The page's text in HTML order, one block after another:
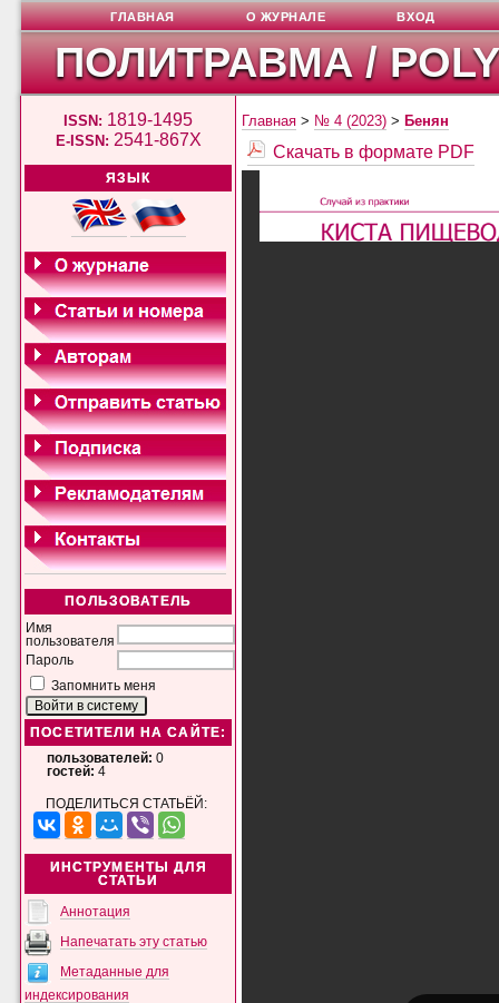
ПОЛИТРАВМА /
ISSN: 1819-1495
E-ISSN: 2541-867X
ЯЗЫК
ПОЛЬЗОВАТЕЛЬ
Имя
пользователя
Пароль
Запомнить меня
ПОСЕТИТЕЛИ НА САЙТЕ:
пользователей: 0
гостей: 4
ПОДЕЛИТЬСЯ СТАТЬЁЙ:
ИНСТРУМЕНТЫ ДЛЯ
СТАТЬИ
Аннотация
Напечатать эту статью
Метаданные для
индексирования
ГЛАВНАЯ О ЖУРНАЛЕ ВХОД
Главная > № 4 (2023) > Бенян
Скачать в формате PDF